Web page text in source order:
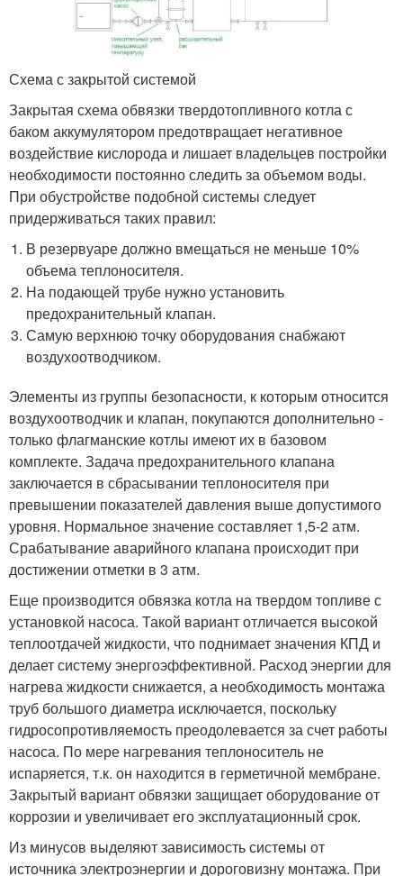
Схема с закрытой системой
Закрытая схема обвязки твердотопливного котла с
баком аккумулятором предотвращает негативное
воздействие кислорода и лишает владельцев постройки
необходимости постоянно следить за объемом воды.
При обустройстве подобной системы следует
придерживаться таких правил:
В резервуаре должно вмещаться не меньше 10%
объема теплоносителя.
На подающей трубе нужно установить
предохранительный клапан.
Самую верхнюю точку оборудования снабжают
воздухоотводчиком.
Элементы из группы безопасности, к которым относится
воздухоотводчик и клапан, покупаются дополнительно -
только флагманские котлы имеют их в базовом
комплекте. Задача предохранительного клапана
заключается в сбрасывании теплоносителя при
превышении показателей давления выше допустимого
уровня. Нормальное значение составляет 1,5-2 атм.
Срабатывание аварийного клапана происходит при
достижении отметки в 3 атм.
Еще производится обвязка котла на твердом топливе с
установкой насоса. Такой вариант отличается высокой
теплоотдачей жидкости, что поднимает значения КПД и
делает систему энергоэффективной. Расход энергии для
нагрева жидкости снижается, а необходимость монтажа
труб большого диаметра исключается, поскольку
гидросопротивляемость преодолевается за счет работы
насоса. По мере нагревания теплоноситель не
испаряется, т.к. он находится в герметичной мембране.
Закрытый вариант обвязки защищает оборудование от
коррозии и увеличивает его эксплуатационный срок.
Из минусов выделяют зависимость системы от
источника электроэнергии и дороговизну монтажа. При